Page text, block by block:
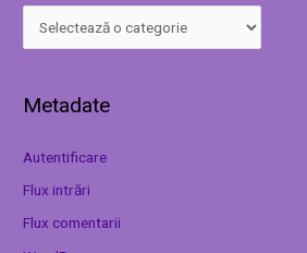
Metadate
Autentificare
Flux intrări
Flux comentarii